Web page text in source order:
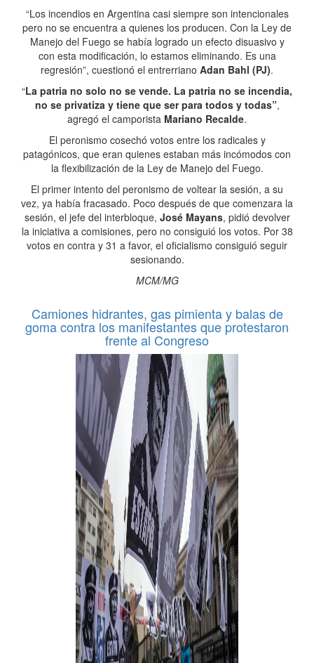
“Los incendios en Argentina casi siempre son intencionales
pero no se encuentra a quienes los producen. Con la Ley de
Manejo del Fuego se había logrado un efecto disuasivo y
con esta modificación, lo estamos eliminando. Es una
regresión”, cuestionó el entrerriano Adan Bahl (PJ).
“La patria no solo no se vende. La patria no se incendia,
no se privatiza y tiene que ser para todos y todas”,
agregó el camporista Mariano Recalde.
El peronismo cosechó votos entre los radicales y
patagónicos, que eran quienes estaban más incómodos con
la flexibilización de la Ley de Manejo del Fuego.
El primer intento del peronismo de voltear la sesión, a su
vez, ya había fracasado. Poco después de que comenzara la
sesión, el jefe del interbloque, José Mayans, pidió devolver
la iniciativa a comisiones, pero no consiguió los votos. Por 38
votos en contra y 31 a favor, el oficialismo consiguió seguir
sesionando.
MCM/MG
Camiones hidrantes, gas pimienta y balas de
goma contra los manifestantes que protestaron
frente al Congreso